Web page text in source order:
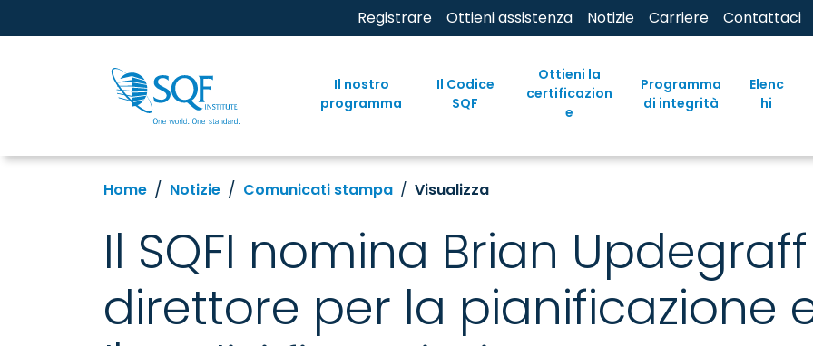
Registrare Ottieni assistenza Notizie Carriere Contattaci
Il nostro
programma
Il Codice
SQF
Ottieni la
certificazion
e
Programma
di integrità
Elenc
hi
Home Notizie Comunicati stampa Visualizza
Il SQFI nomina Brian Updegraff
direttore per la pianificazione